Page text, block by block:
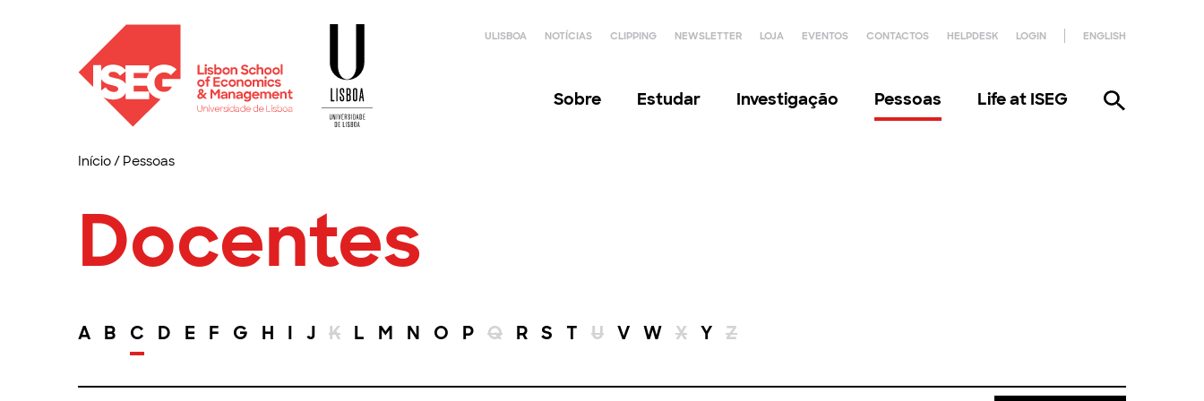
ULISBOA NOTÍCIAS CLIPPING NEWSLETTER LOJA EVENTOS CONTACTOS HELPDESK LOGIN ENGLISH
Sobre Estudar Investigação Pessoas Life at ISEG
Início/ Pessoas
Docentes
A B C D E F G H I J K L M N O P Q R S T U V W X Y Z